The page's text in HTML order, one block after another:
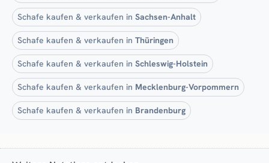
Schafe kaufen & verkaufen in Sachsen-Anhalt
Schafe kaufen & verkaufen in Thüringen
Schafe kaufen & verkaufen in Schleswig-Holstein
Schafe kaufen & verkaufen in Mecklenburg-Vorpommern
Schafe kaufen & verkaufen in Brandenburg